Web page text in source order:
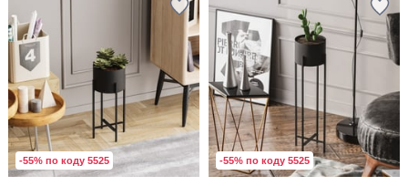
-55% по коду 5525 -55% по коду 5525